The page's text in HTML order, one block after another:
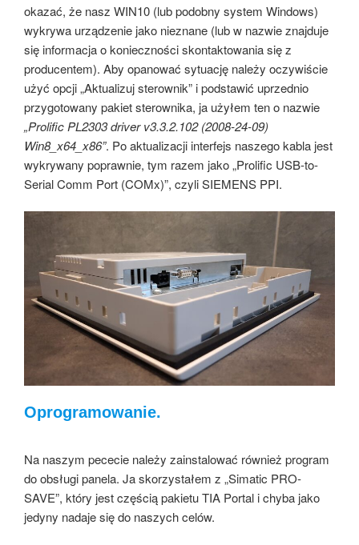
okazać, że nasz WIN10 (lub podobny system Windows)
wykrywa urządzenie jako nieznane (lub w nazwie znajduje
się informacja o konieczności skontaktowania się z
producentem). Aby opanować sytuację należy oczywiście
użyć opcji „Aktualizuj sterownik” i podstawić uprzednio
przygotowany pakiet sterownika, ja użyłem ten o nazwie
„Prolific PL2303 driver v3.3.2.102 (2008-24-09)
Win8_x64_x86”. Po aktualizacji interfejs naszego kabla jest
wykrywany poprawnie, tym razem jako „Prolific USB-to-
Serial Comm Port (COMx)”, czyli SIEMENS PPI.
Oprogramowanie.
Na naszym pececie należy zainstalować również program
do obsługi panela. Ja skorzystałem z „Simatic PRO-
SAVE”, który jest częścią pakietu TIA Portal i chyba jako
jedyny nadaje się do naszych celów.